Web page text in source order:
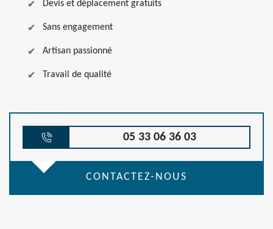
Devis et déplacement gratuits
Sans engagement
Artisan passionné
Travail de qualité
05 33 06 36 03
CONTACTEZ-NOUS